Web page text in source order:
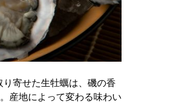
寄せた生牡蠣は、磯の香
産地によって変わる味わい